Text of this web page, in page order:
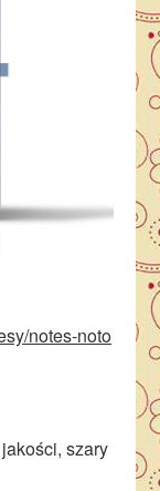
notes-noto
szary